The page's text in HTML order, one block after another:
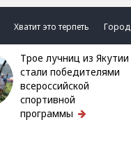
Хватит это терпеть Город
Трое лучниц из Якутии
стали победителями
всероссийской
спортивной
программы